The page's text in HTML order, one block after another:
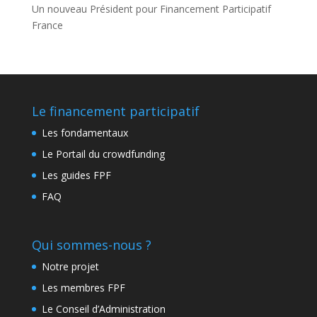
Un nouveau Président pour Financement Participatif
France
Le financement participatif
Les fondamentaux
Le Portail du crowdfunding
Les guides FPF
FAQ
Qui sommes-nous ?
Notre projet
Les membres FPF
Le Conseil d’Administration